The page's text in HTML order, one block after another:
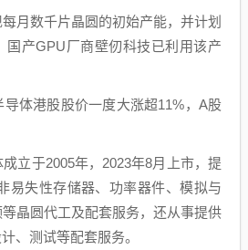
月数千片晶圆的初始产能，并计划
国产GPU厂商壁仞科技已利用该产
体港股股价一度大涨超11%，A股
立于2005年，2023年8月上市，提
易失性存储器、功率器件、模拟与
晶圆代工及配套服务，还从事提供
、测试等配套服务。